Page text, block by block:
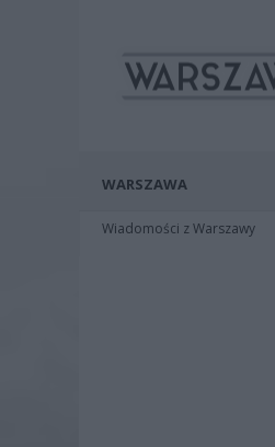
WARSZAWA
Wiadomości z Warszawy